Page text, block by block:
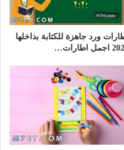
ورد جاهزة للكتابة بداخلها
اطارات…